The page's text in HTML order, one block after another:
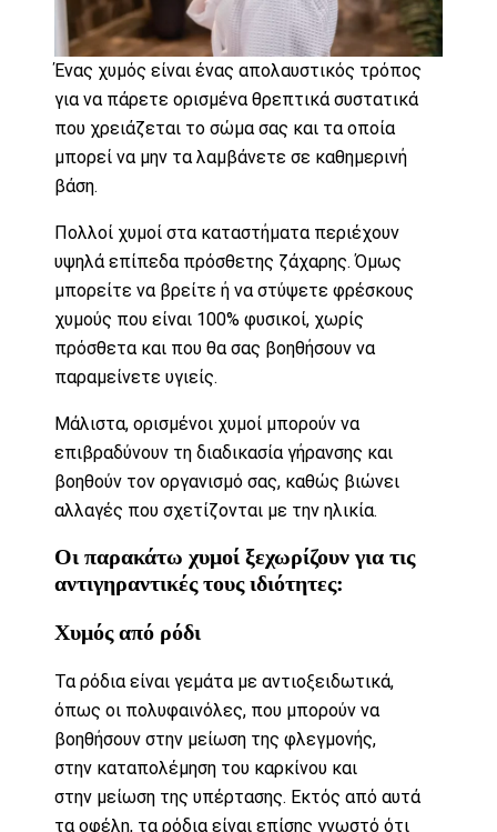
Ένας χυμός είναι ένας απολαυστικός τρόπος
για να πάρετε ορισμένα θρεπτικά συστατικά
που χρειάζεται το σώμα σας και τα οποία
μπορεί να μην τα λαμβάνετε σε καθημερινή
βάση.
Πολλοί χυμοί στα καταστήματα περιέχουν
υψηλά επίπεδα πρόσθετης ζάχαρης. Όμως
μπορείτε να βρείτε ή να στύψετε φρέσκους ​​
χυμούς που είναι 100% φυσικοί, χωρίς
πρόσθετα και που θα σας βοηθήσουν να
παραμείνετε υγιείς.
Μάλιστα, ορισμένοι χυμοί μπορούν να
επιβραδύνουν τη διαδικασία γήρανσης και
βοηθούν τον οργανισμό σας, καθώς βιώνει
αλλαγές που σχετίζονται με την ηλικία.
Οι παρακάτω χυμοί ξεχωρίζουν για τις
αντιγηραντικές τους ιδιότητες:
Χυμός από ρόδι
Τα ρόδια είναι γεμάτα με αντιοξειδωτικά,
όπως οι πολυφαινόλες, που μπορούν να
βοηθήσουν στην μείωση της φλεγμονής,
στην καταπολέμηση του καρκίνου και
στην μείωση της υπέρτασης. Εκτός από αυτά
τα οφέλη, τα ρόδια είναι επίσης γνωστό ότι